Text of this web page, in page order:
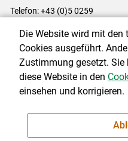
Telefon: +43 (0)5 0259
Impressum|Kontakt|
Cookie-Einstellungen
NEWSLETTER
Die Website wird mit den
Cookies ausgeführt.
Zustimmung gesetzt. Sie
diese Website in den
einsehen und korrigieren.